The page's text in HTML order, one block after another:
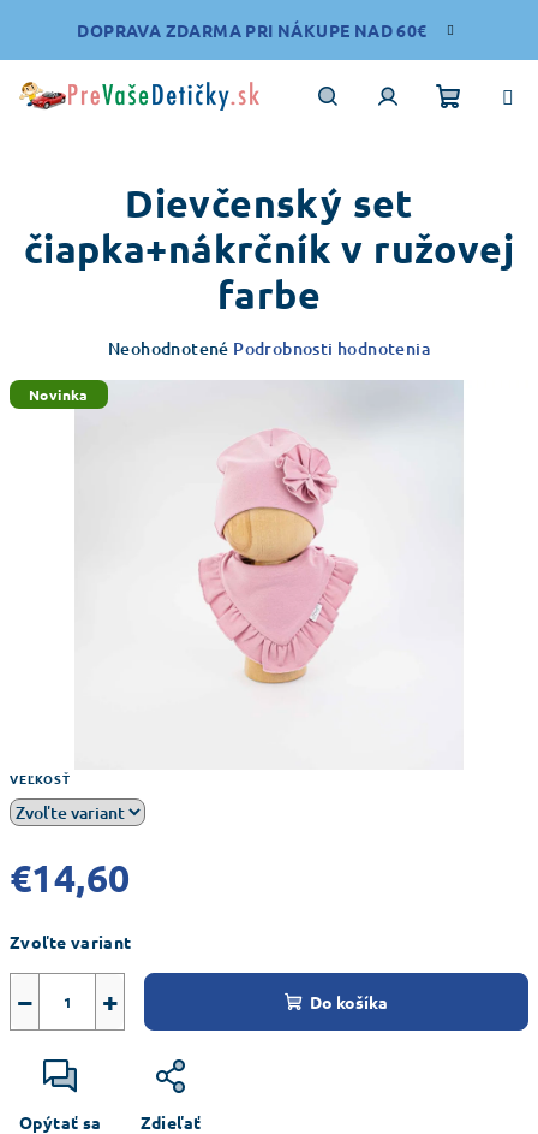
obsah
DOPRAVA ZDARMA PRI NÁKUPE NAD 60€
VEĽKOSŤ
€14,60
cena:
Zvoľte variant
+
− Do košíka
Opýtať sa Zdieľať
Dievčenský set
čiapka+nákrčník v ružovej
farbe
Priemerné
produktu
Neohodnotené Podrobnosti hodnotenia
Novinka